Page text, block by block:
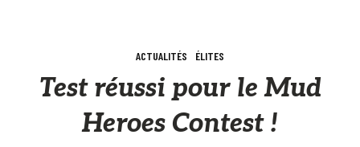
ACTUALITÉS ÉLITES
Test réussi pour le Mud
Heroes Contest !